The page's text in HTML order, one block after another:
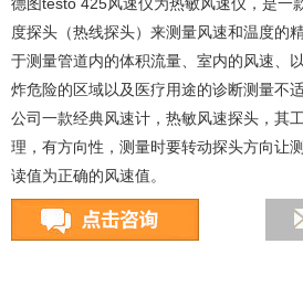
度探头（热线探头）来测量风速和温度的
于测量管道内的体积流量、室内的风速、
炸危险的区域以及医疗用途的诊断测量不
公司一款经典风速计，热敏风速探头，其
理，有方向性，测量时要转动探头方向让
读值为正确的风速值。